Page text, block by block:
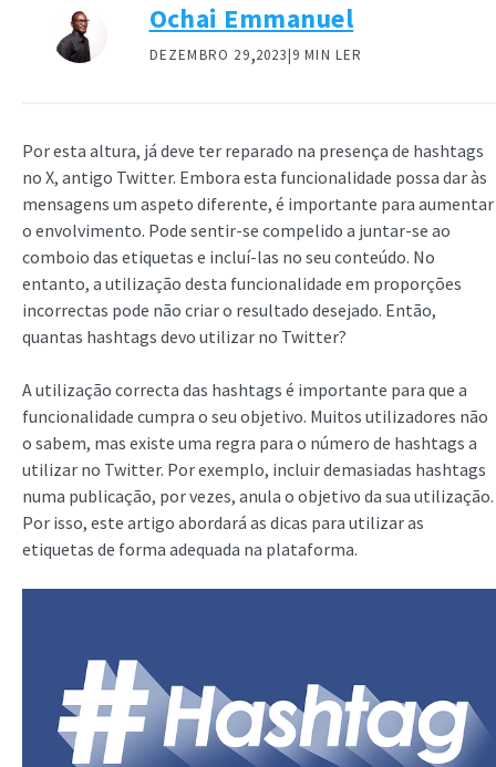
Ochai Emmanuel
DEZEMBRO 29,2023|9 MIN LER
Por esta altura, já deve ter reparado na presença de hashtags
no X, antigo Twitter. Embora esta funcionalidade possa dar às
mensagens um aspeto diferente, é importante para aumentar
o envolvimento. Pode sentir-se compelido a juntar-se ao
comboio das etiquetas e incluí-las no seu conteúdo. No
entanto, a utilização desta funcionalidade em proporções
incorrectas pode não criar o resultado desejado. Então,
quantas hashtags devo utilizar no Twitter?
A utilização correcta das hashtags é importante para que a
funcionalidade cumpra o seu objetivo. Muitos utilizadores não
o sabem, mas existe uma regra para o número de hashtags a
utilizar no Twitter. Por exemplo, incluir demasiadas hashtags
numa publicação, por vezes, anula o objetivo da sua utilização.
Por isso, este artigo abordará as dicas para utilizar as
etiquetas de forma adequada na plataforma.